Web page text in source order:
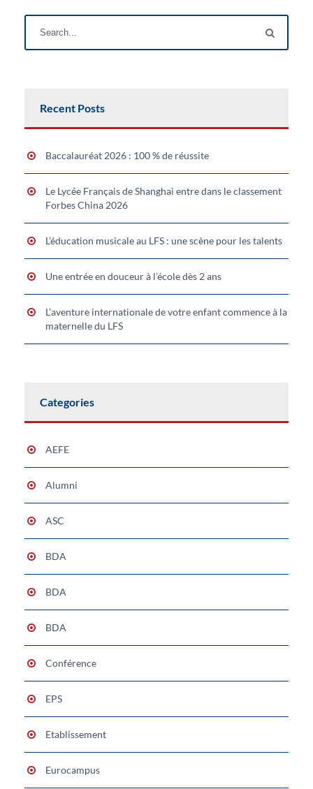
Recent Posts
Baccalauréat 2026 : 100 % de réussite
Le Lycée Français de Shanghai entre dans le classement
Forbes China 2026
L’éducation musicale au LFS : une scène pour les talents
Une entrée en douceur à l’école dès 2 ans
L’aventure internationale de votre enfant commence à la
maternelle du LFS
Categories
AEFE
Alumni
ASC
BDA
BDA
BDA
Conférence
EPS
Etablissement
Eurocampus